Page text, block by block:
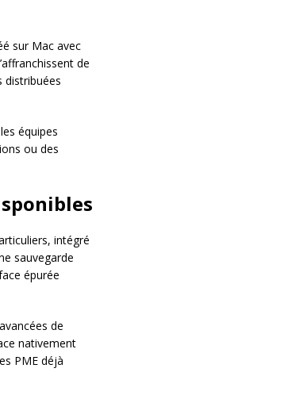
sur Mac avec
de
distribuées
équipes
ou des
intégré
sauvegarde
épurée
de
nativement
PME déjà